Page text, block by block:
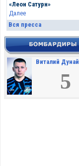
«Леон Сатурн»
Далее
Вся пресса
Виталий Дунай
5